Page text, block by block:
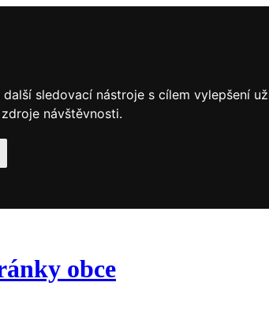
sledovací nástroje s cílem vylepšení
návštěvnosti.
obce